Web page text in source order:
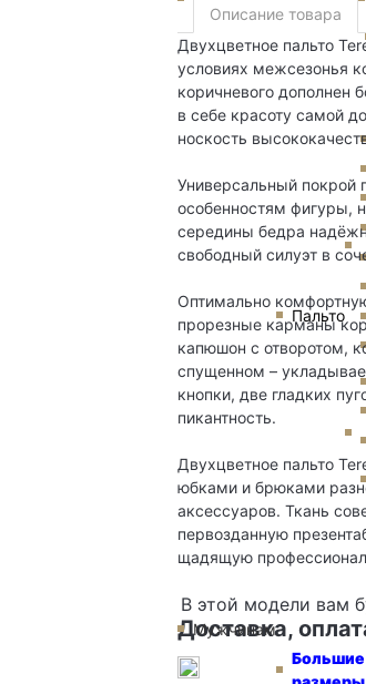
Мужчинам
Пальто
Большие
Описание товара
Двухцветное пальто
условиях межсезонья
коричневого дополнен
в себе красоту самой
носкость
Универсальный покрой
особенностям фигуры,
середины бедра
свободный силуэт в
Оптимально
прорезные карманы
капюшон с отворотом,
спущенном –
кнопки, две гладких
пикантность.
Двухцветное пальто
юбками и брюками
аксессуаров. Ткань
первозданную
щадящую
В этой модели вам
Доставка,